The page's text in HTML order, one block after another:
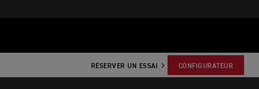
RÉSERVER UN ESSAI CONFIGURATEUR